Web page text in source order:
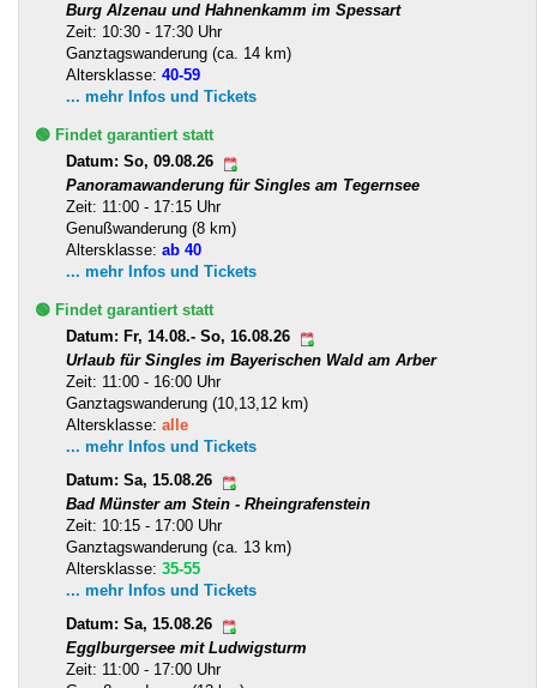
Burg Alzenau und Hahnenkamm im Spessart
Zeit: 10:30 - 17:30 Uhr
Ganztagswanderung (ca. 14 km)
Altersklasse: 40-59
... mehr Infos und Tickets
🟢 Findet garantiert statt
Datum: So, 09.08.26
Panoramawanderung für Singles am Tegernsee
Zeit: 11:00 - 17:15 Uhr
Genußwanderung (8 km)
Altersklasse: ab 40
... mehr Infos und Tickets
🟢 Findet garantiert statt
Datum: Fr, 14.08.- So, 16.08.26
Urlaub für Singles im Bayerischen Wald am Arber
Zeit: 11:00 - 16:00 Uhr
Ganztagswanderung (10,13,12 km)
Altersklasse: alle
... mehr Infos und Tickets
Datum: Sa, 15.08.26
Bad Münster am Stein - Rheingrafenstein
Zeit: 10:15 - 17:00 Uhr
Ganztagswanderung (ca. 13 km)
Altersklasse: 35-55
... mehr Infos und Tickets
Datum: Sa, 15.08.26
Egglburgersee mit Ludwigsturm
Zeit: 11:00 - 17:00 Uhr